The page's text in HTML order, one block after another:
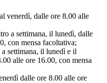
venerdì, dalle ore 8.00 alle
a settimana, il lunedì, dalle
con mensa facoltativa;
settimana, il lunedì e il
alle ore 16.00, con mensa
dalle ore 8.00 alle ore